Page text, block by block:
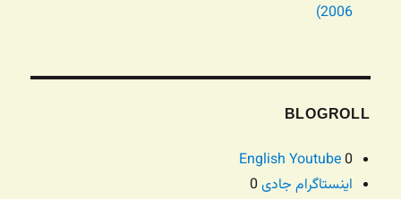
2006)
BLOGROLL
English Youtube0
اینستاگرام جادی